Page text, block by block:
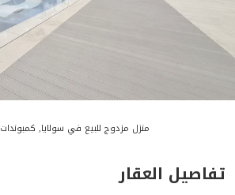
منزل مزدوج للبيع في سولايا, كمبوندات 6 أكتوبر
تفاصيل العقار